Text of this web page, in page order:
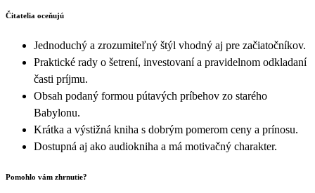
Čitatelia oceňujú
Jednoduchý a zrozumiteľný štýl vhodný aj pre začiatočníkov.
Praktické rady o šetrení, investovaní a pravidelnom odkladaní
časti príjmu.
Obsah podaný formou pútavých príbehov zo starého
Babylonu.
Krátka a výstižná kniha s dobrým pomerom ceny a prínosu.
Dostupná aj ako audiokniha a má motivačný charakter.
Pomohlo vám zhrnutie?